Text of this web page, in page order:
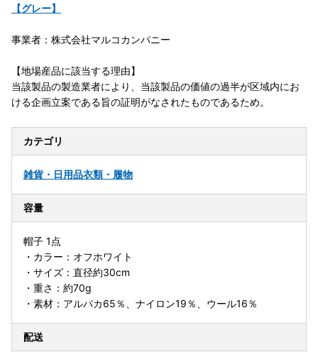
【グレー】
事業者：株式会社マルコカンパニー
【地場産品に該当する理由】
当該製品の製造業者により、当該製品の価値の過半が区域内にお
ける企画立案である旨の証明がなされたものであるため。
カテゴリ
雑貨・日用品衣類・履物
容量
帽子 1点
・カラー：オフホワイト
・サイズ：直径約30cm
・重さ：約70g
・素材：アルパカ65％、ナイロン19％、ウール16％
配送